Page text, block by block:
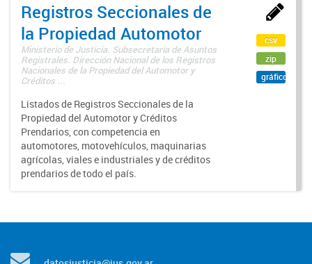
Registros Seccionales de
la Propiedad Automotor
Ministerio de Justicia. Subsecretaría de Asuntos
Registrales. Dirección Nacional de los Registros
Nacionales de la Propiedad del Automotor y
Créditos ...
Listados de Registros Seccionales de la
Propiedad del Automotor y Créditos
Prendarios, con competencia en
automotores, motovehículos, maquinarias
agrícolas, viales e industriales y de créditos
prendarios de todo el país.
csv
zip
gráfico